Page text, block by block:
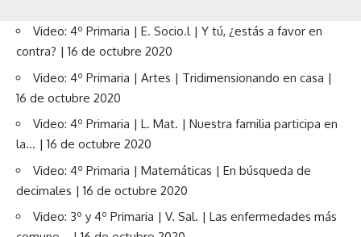
Video: 4º Primaria | E. Socio.l | Y tú, ¿estás a favor en
contra? | 16 de octubre 2020
Video: 4º Primaria | Artes | Tridimensionando en casa |
16 de octubre 2020
Video: 4º Primaria | L. Mat. | Nuestra familia participa en
la… | 16 de octubre 2020
Video: 4º Primaria | Matemáticas | En búsqueda de
decimales | 16 de octubre 2020
Video: 3º y 4º Primaria | V. Sal. | Las enfermedades más